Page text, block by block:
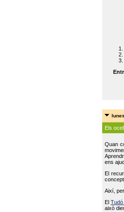
Els
Quan
ens
El
Així,
El
això